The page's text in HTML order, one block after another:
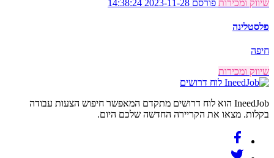
שיווק ומכירות פורסם 2023-11-28 14:38:24
פלסטלינה
חיפה
שיווק ומכירות
לוח דרושים
IneedJob הוא לוח דרושים מתקדם המאפשר חיפוש הצעות עבודה
בקלות. מצאו את הקריירה החדשה שלכם היום.